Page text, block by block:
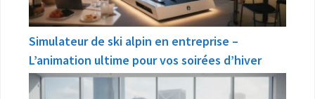
Simulateur de ski alpin en entreprise –
L’animation ultime pour vos soirées d’hiver